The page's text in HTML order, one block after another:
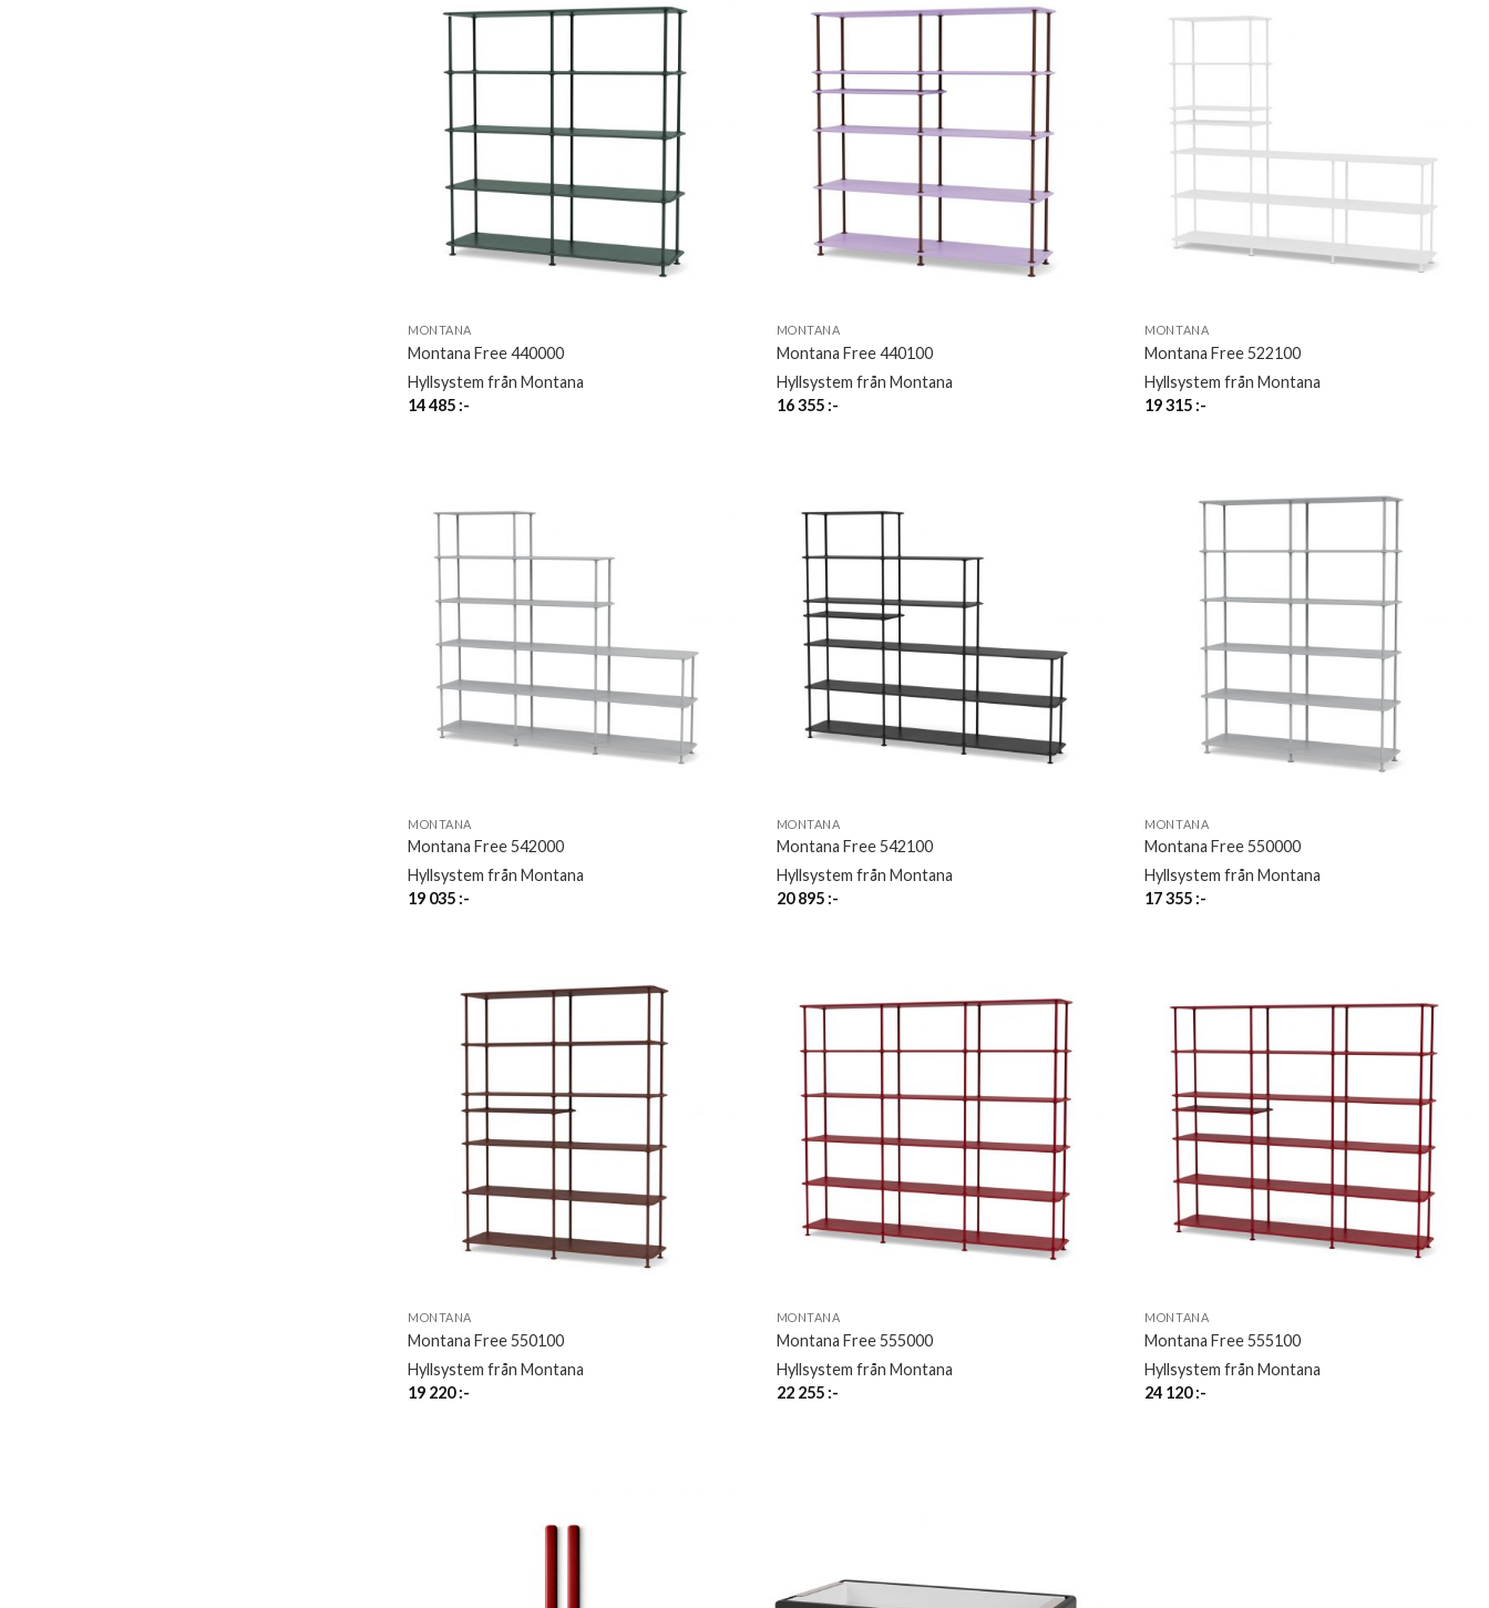
MONTANA
Montana Free 440000
Hyllsystem från Montana
14 485 :-
MONTANA
Montana Free 440100
Hyllsystem från Montana
16 355 :-
MONTANA
Montana Free 522100
Hyllsystem från Montana
19 315 :-
MONTANA
Montana Free 542000
Hyllsystem från Montana
19 035 :-
MONTANA
Montana Free 542100
Hyllsystem från Montana
20 895 :-
MONTANA
Montana Free 550000
Hyllsystem från Montana
17 355 :-
MONTANA
Montana Free 550100
Hyllsystem från Montana
19 220:-
MONTANA
Montana Free 555000
Hyllsystem från Montana
22 255 :-
MONTANA
Montana Free 555100
Hyllsystem från Montana
24 120:-